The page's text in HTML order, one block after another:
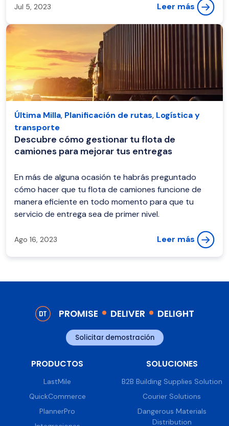
Jul 5, 2023 Leer más
Última Milla, Planificación de rutas, Logística y
transporte
Descubre cómo gestionar tu flota de
camiones para mejorar tus entregas
En más de alguna ocasión te habrás preguntado
cómo hacer que tu flota de camiones funcione de
manera eficiente en todo momento para que tu
servicio de entrega sea de primer nivel.
Ago 16, 2023 Leer más
PROMISE DELIVER DELIGHT
Solicitar demostración
PRODUCTOS
LastMile
QuickCommerce
PlannerPro
SOLUCIONES
B2B Building Supplies Solution
Courier Solutions
Dangerous Materials
Distribution